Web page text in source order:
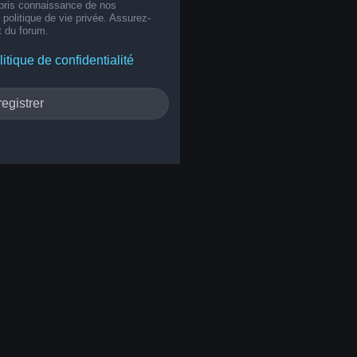
connaissance de nos
de vie privée. Assurez-
du forum.
de confidentialité